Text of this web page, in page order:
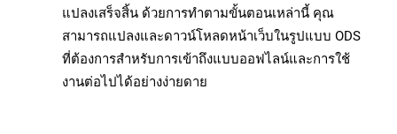
แปลงเสร็จสิ้น ด้วยการทำตามขั้นตอนเหล่านี้ คุณ
สามารถแปลงและดาวน์โหลดหน้าเว็บในรูปแบบ ODS
ที่ต้องการสำหรับการเข้าถึงแบบออฟไลน์และการใช้
งานต่อไปได้อย่างง่ายดาย